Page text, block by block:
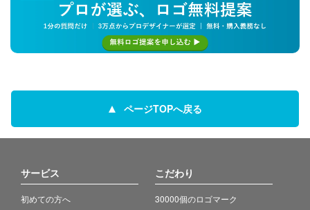
ページTOPへ戻る
サービス
初めての方へ
こだわり
30000個のロゴマーク